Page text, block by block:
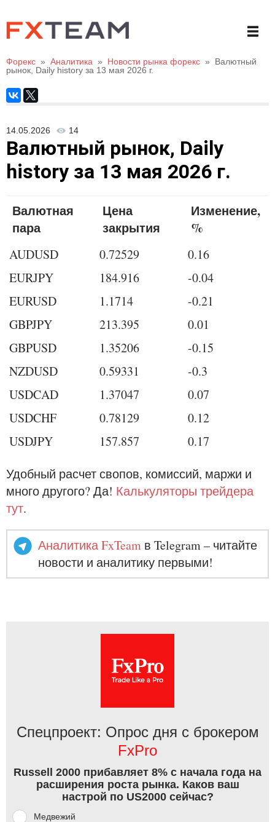
Форекс » Аналитика » Новости рынка форекс »
Валютный
рынок, Daily history за 13 мая 2026 г.
14.05.2026 14
Валютный рынок, Daily
history за 13 мая 2026 г.
Валютная
пара
Цена
закрытия
Изменение,
%
AUDUSD 0.72529
0.16
EURJPY
184.916
-0.04
EURUSD
1.1714
-0.21
GBPJPY
213.395
0.01
GBPUSD
1.35206
-0.15
NZDUSD
0.59331
-0.3
USDCAD
1.37047
0.07
USDCHF
0.78129
0.12
USDJPY
157.857
0.17
Удобный расчет свопов, комиссий, маржи и
много другого? Да! Калькуляторы трейдера
тут.
Аналитика FxTeam в Telegram – читайте
новости и аналитику первыми!
Спецпроект: Опрос дня с брокером
FxPro
Russell 2000 прибавляет 8% с начала года на
расширения роста рынка. Каков ваш
настрой по US2000 сейчас?
Медвежий